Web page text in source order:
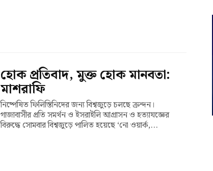
হোক প্রতিবাদ, মুক্ত হোক মানবতা:
মাশরাফি
নিষ্পেষিত ফিলিস্তিনিদের জন্য বিশ্বজুড়ে চলছে ক্রন্দন।
গাজাবাসীর প্রতি সমর্থন ও ইসরাইলি আগ্রাসন ও হত্যাযজ্ঞের
বিরুদ্ধে সোমবার বিশ্বজুড়ে পালিত হয়েছে ‘নো ওয়ার্ক,...